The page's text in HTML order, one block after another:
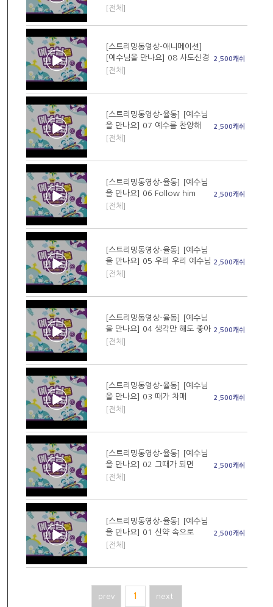
[전체]
[스트리밍동영상-애니메이션]
[예수님을 만나요] 08 사도신경
[전체]
2,500캐쉬
[스트리밍동영상-율동] [예수님
을 만나요] 07 예수를 찬양해
[전체]
2,500캐쉬
[스트리밍동영상-율동] [예수님
을 만나요] 06 Follow him
[전체]
2,500캐쉬
[스트리밍동영상-율동] [예수님
을 만나요] 05 우리 우리 예수님
[전체]
2,500캐쉬
[스트리밍동영상-율동] [예수님
을 만나요] 04 생각만 해도 좋아
[전체]
2,500캐쉬
[스트리밍동영상-율동] [예수님
을 만나요] 03 때가 차매
[전체]
2,500캐쉬
[스트리밍동영상-율동] [예수님
을 만나요] 02 그때가 되면
[전체]
2,500캐쉬
[스트리밍동영상-율동] [예수님
을 만나요] 01 신약 속으로
[전체]
2,500캐쉬
prev 1 next